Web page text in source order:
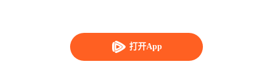
打开App